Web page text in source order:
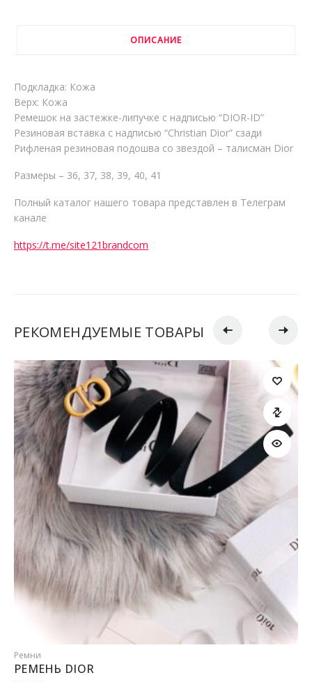
ОПИСАНИЕ
Подкладка: Кожа
Верх: Кожа
Ремешок на застежке-липучке с надписью “DIOR-ID”
Резиновая вставка с надписью “Christian Dior” сзади
Рифленая резиновая подошва со звездой – талисман Dior
Размеры – 36, 37, 38, 39, 40, 41
Полный каталог нашего товара представлен в Телеграм
канале
https://t.me/site121brandcom
РЕКОМЕНДУЕМЫЕ ТОВАРЫ
Ремни
РЕМЕНЬ DIOR